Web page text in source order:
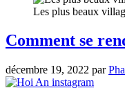
Les plus beaux
Comment se
décembre 19, 2022 par